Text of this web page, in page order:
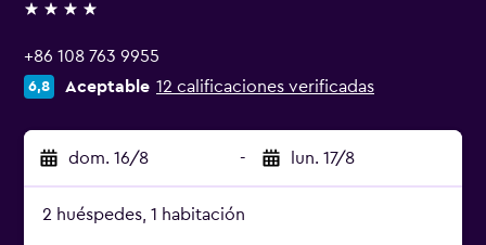
4 estrellas
+86 108 763 9955
6,8 Aceptable 12 calificaciones verificadas
dom. 16/8 - lun. 17/8
2 huéspedes, 1 habitación